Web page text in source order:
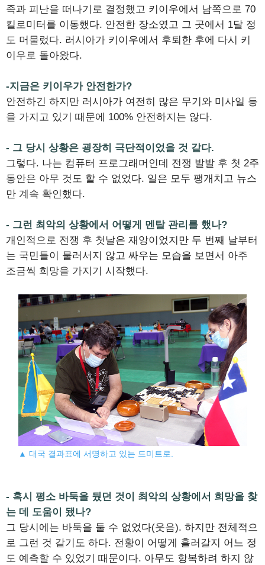
족과 피난을 떠나기로 결정했고 키이우에서 남쪽으로 70
킬로미터를 이동했다. 안전한 장소였고 그 곳에서 1달 정
도 머물렀다. 러시아가 키이우에서 후퇴한 후에 다시 키
이우로 돌아왔다.
-지금은 키이우가 안전한가?
안전하긴 하지만 러시아가 여전히 많은 무기와 미사일 등
을 가지고 있기 때문에 100% 안전하지는 않다.
- 그 당시 상황은 굉장히 극단적이었을 것 같다.
그렇다. 나는 컴퓨터 프로그래머인데 전쟁 발발 후 첫 2주
동안은 아무 것도 할 수 없었다. 일은 모두 팽개치고 뉴스
만 계속 확인했다.
- 그런 최악의 상황에서 어떻게 멘탈 관리를 했나?
개인적으로 전쟁 후 첫날은 재앙이었지만 두 번째 날부터
는 국민들이 물러서지 않고 싸우는 모습을 보면서 아주
조금씩 희망을 가지기 시작했다.
▲ 대국 결과표에 서명하고 있는 드미트로.
- 혹시 평소 바둑을 뒀던 것이 최악의 상황에서 희망을 찾
는 데 도움이 됐나?
그 당시에는 바둑을 둘 수 없었다(웃음). 하지만 전체적으
로 그런 것 같기도 하다. 전황이 어떻게 흘러갈지 어느 정
도 예측할 수 있었기 때문이다. 아무도 항복하려 하지 않